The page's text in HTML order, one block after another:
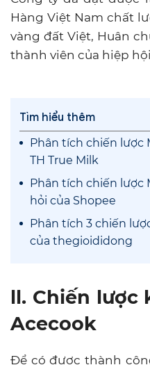
Hàng Việt Nam chất
vàng đất Việt, Huân
thành viên của hiệp
Tìm hiểu thêm
Phân tích chiến lược
TH True Milk
Phân tích chiến lược
hỏi của Shopee
Phân tích 3 chiến
của thegioididong
ll. Chiến lược
Acecook
Để có được thành